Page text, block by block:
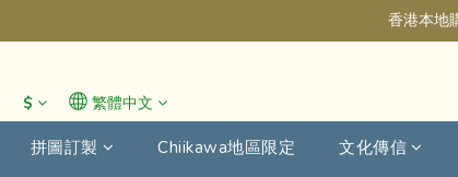
香港本地
$ 繁體中文
拼圖訂製 Chiikawa地區限定 文化傳信